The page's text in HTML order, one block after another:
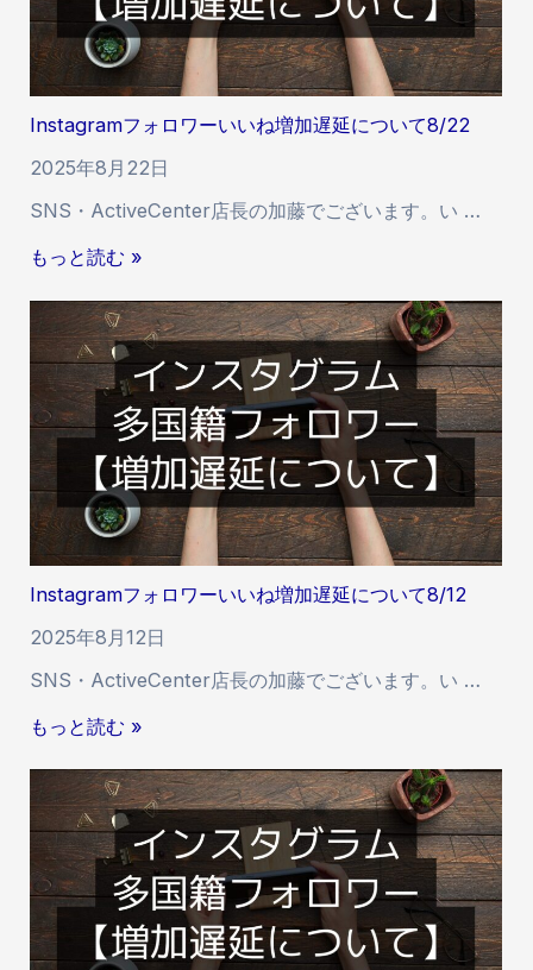
タ
多
国
籍
フ
ォ
ワ
の
減
に
い
て
Instagramフォロワーいいね増加遅延について8/22
2025年8月22日
SNS・ActiveCenter店長の加藤でございます。い …
I
a
g
r
a
フ
ォ
ロ
ワ
ー
い
増
加
延
に
つ
て
もっと読む »
Instagramフォロワーいいね増加遅延について8/12
2025年8月12日
SNS・ActiveCenter店長の加藤でございます。い …
I
a
g
r
m
もっと読む »